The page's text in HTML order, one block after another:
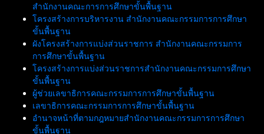
สำนักงานคณะการการศึกษาขั้นพื้นฐาน
โครงสร้างการบริหารงาน สำนักงานคณะกรรมการการศึกษา
ขั้นพื้นฐาน
ผังโครงสร้างการแบ่งส่วนราชการ สำนักงานคณะกรรมการ
การศึกษาขั้นพื้นฐาน
โครงสร้างการแบ่งส่วนราชการสำนักงานคณะกรรมการศึกษา
ขั้นพื้นฐาน
ผู้ช่วยเลขาธิการคณะกรรมการการศึกษาขั้นพื้นฐาน
เลขาธิการคณะกรรมการการศึกษาขั้นพื้นฐาน
อำนาจหน้าที่ตามกฎหมายสำนักงานคณะกรรมการการศึกษา
ขั้นพื้นฐาน